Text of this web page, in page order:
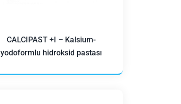
CALCIPAST +I – Kalsium-
yodoformlu hidroksid pastası